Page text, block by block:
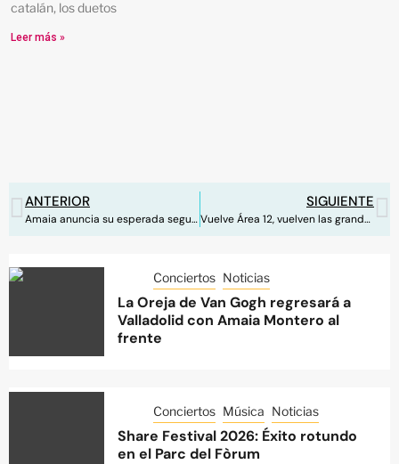
catalán, los duetos
Leer más »
ANTERIOR
Amaia anuncia su esperada segunda gira
SIGUIENTE
Vuelve Área 12, vuelven las grandes giras
Conciertos Noticias
La Oreja de Van Gogh regresará a
Valladolid con Amaia Montero al
frente
Conciertos Música Noticias
Share Festival 2026: Éxito rotundo
en el Parc del Fòrum